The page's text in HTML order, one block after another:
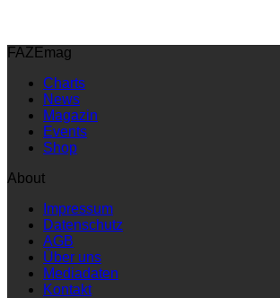
FAZEmag
Charts
News
Magazin
Events
Shop
About
Impressum
Datenschutz
AGB
Über uns
Mediadaten
Kontakt